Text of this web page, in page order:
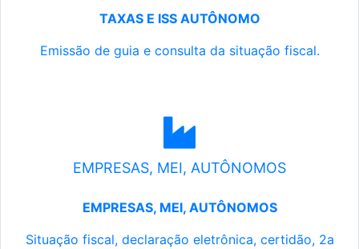
TAXAS E ISS AUTÔNOMO
Emissão de guia e consulta da situação fiscal.
EMPRESAS, MEI, AUTÔNOMOS
EMPRESAS, MEI, AUTÔNOMOS
Situação fiscal, declaração eletrônica, certidão, 2a